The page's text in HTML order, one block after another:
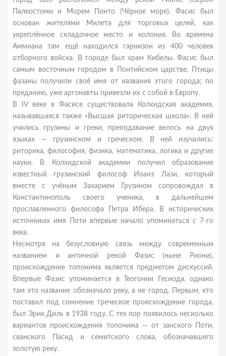
Палеостоми и Морем Понто (Чёрное море). Фасис был
основан жителями Милета для торговых целей, как
укреплённое складочное место и колония. Во времена
Аммиана там ещё находился гарнизон из 400 человек
отборного войска. В городе был храм Кибелы. Фасис был
самым восточным городом в Понтийском царстве. Птицы
фазаны получили своё имя от названия этого города; по
преданию, уже аргонавты привезли их с собой в Европу.
В IV веке в Фасисе существовала Колхидская академия,
называвшаяся также «Высшая риторическая школа». В ней
учились грузины и греки, преподавание велось на двух
языках — грузинском и греческом. В ней изучались:
риторика, философия, физика, математика, логика и другие
науки. В Колхидской академии получил образование
известный грузинский философ Иоанэ Лази, который
вместе с учёным Захарием Грузином сопровождал в
Константинополь своего ученика, в дальнейшем
прославленного философа Петра Ибера. В исторических
источниках имя Поти впервые начало упоминаться с 7-го
века.
Несмотря на безусловную связь между современным
названием и античной рекой Фазис (ныне Риони),
происхождение топонима является предметом дискуссий.
Впервые Фазис упоминается в Теогонии Гесиода, однако
там это название обозначало реку, а не город. Первым, кто
поставил под сомнение греческое происхождение города,
был Эрик Диль в 1938 году. С тех пор появилось несколько
вариантов происхождения топонима — от занского Поти,
сванского Пасид и семитского слова, обозначавшего
золотую реку.